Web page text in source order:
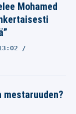
Mohamed